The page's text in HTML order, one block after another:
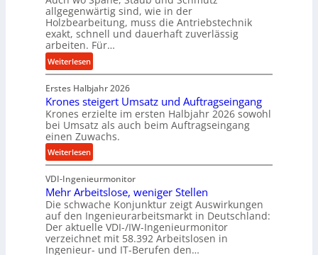
m
D
r
ü
c
k
p
r
o
z
e
s
g
e
w
i
n
e
t
r
i
b
u
n
d
H
y
d
allgegenwärtig sind, wie in der
Holzbearbeitung, muss die Antriebstechnik
exakt, schnell und dauerhaft zuverlässig
arbeiten. Für…
Weiterlesen:
P
r
ä
z
i
s
e
u
n
d
l
a
n
g
Erstes Halbjahr 2026
Krones steigert Umsatz und Auftragseingang
Krones erzielte im ersten Halbjahr 2026 sowohl
bei Umsatz als auch beim Auftragseingang
einen Zuwachs.
Weiterlesen:
K
r
o
n
e
s
s
VDI-Ingenieurmonitor
Mehr Arbeitslose, weniger Stellen
Die schwache Konjunktur zeigt Auswirkungen
auf den Ingenieurarbeitsmarkt in Deutschland:
Der aktuelle VDI-/IW-Ingenieurmonitor
verzeichnet mit 58.392 Arbeitslosen in
Ingenieur- und IT-Berufen den…